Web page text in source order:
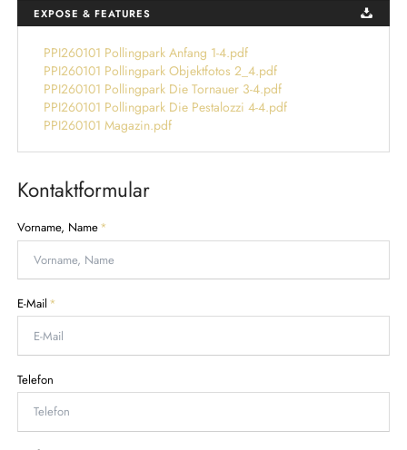
EXPOSE & FEATURES
PPI260101 Pollingpark Anfang 1-4.pdf
PPI260101 Pollingpark Objektfotos 2_4.pdf
PPI260101 Pollingpark Die Tornauer 3-4.pdf
PPI260101 Pollingpark Die Pestalozzi 4-4.pdf
PPI260101 Magazin.pdf
Kontaktformular
P
f
i
c
h
l
d
Vorname, Name*
P
f
i
c
h
E-Mail *
Telefon